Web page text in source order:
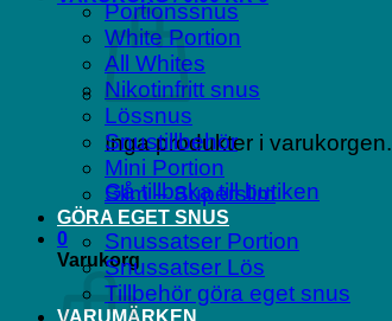
Inga produkter i varukorgen.
Gå tillbaka till butiken
0
Varukorg
Portionssnus
White Portion
All Whites
Nikotinfritt snus
Lössnus
Snustillbehör
Mini Portion
Slim – Superslim
GÖRA EGET SNUS
Snussatser Portion
Snussatser Lös
Tillbehör göra eget snus
VARUMÄRKEN